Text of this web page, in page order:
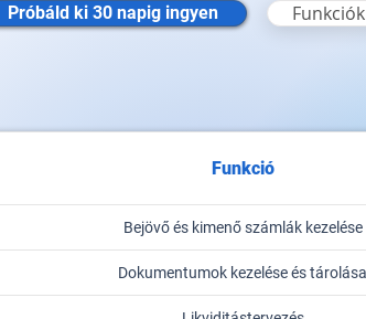
Próbáld ki 30 napig ingyen
Funkció
Bejövő és kimenő számlák kezelése
Dokumentumok kezelése és tárolása